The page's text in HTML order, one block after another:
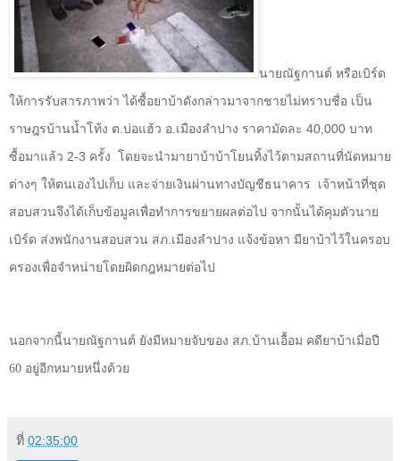
นายณัฐกานต์ หรือเบิร์ด
ให้การรับสารภาพว่า ได้ซื้อยาบ้าดังกล่าวมาจากชายไม่ทราบชื่อ เป็น
ราษฎรบ้านน้ำโท้ง ต.บ่อแฮ้ว อ.เมืองลำปาง ราคามัดละ 40,000 บาท
ซื้อมาแล้ว 2-3 ครั้ง โดยจะนำมายาบ้าบ้าโยนทิ้งไว้ตามสถานที่นัดหมาย
ต่างๆ ให้ตนเองไปเก็บ และจ่ายเงินผ่านทางบัญชีธนาคาร เจ้าหน้าที่ชุด
สอบสวนจึงได้เก็บข้อมูลเพื่อทำการขยายผลต่อไป จากนั้นได้คุมตัวนาย
เบิร์ด ส่งพนักงานสอบสวน สภ.เมืองลำปาง แจ้งข้อหา มียาบ้าไว้ในครอบ
ครองเพื่อจำหน่ายโดยผิดกฎหมายต่อไป
นอกจากนี้นายณัฐกานต์ ยังมีหมายจับของ สภ.บ้านเอื้อม คดียาบ้าเมื่อปี
60 อยู่อีกหมายหนึ่งด้วย
ที่ 02:35:00